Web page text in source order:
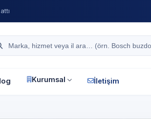
içi arama
Kurumsal İletişim